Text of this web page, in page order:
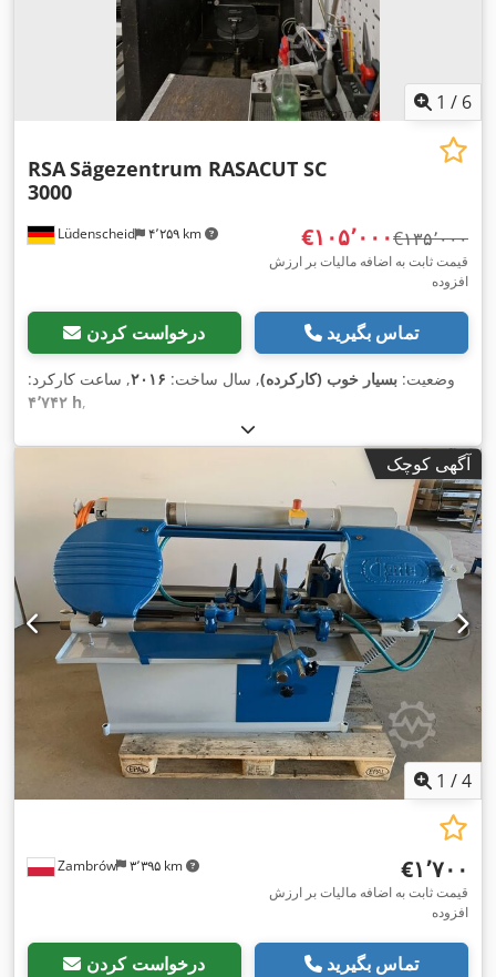
1 / 6
Lüdenscheid ۴٬۲۵۹ km
RSASägezentrum RASACUT SC
3000
‎€۱۰۵٬۰۰۰ ‎€۱۳۵٬۰۰۰
قیمت ثابت به اضافه مالیات بر ارزش
افزوده
درخواست کردن تماس بگیرید
وضعیت: بسیار خوب (کارکرده), سال ساخت: ۲۰۱۶, ساعت کارکرد:
۴٬۷۴۲ h,
آگهی کوچک
1 /4
Zambrów ۳٬۳۹۵ km ‎€۱٬۷۰۰
قیمت ثابت به اضافه مالیات بر ارزش
افزوده
درخواست کردن تماس بگیرید